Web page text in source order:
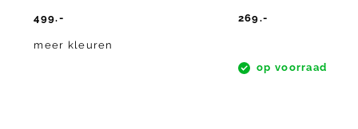
499.-
meer kleuren
269.-
op voorraad